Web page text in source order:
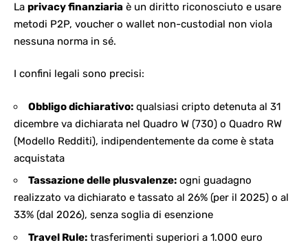
La privacy finanziaria è un diritto riconosciuto e usare
metodi P2P, voucher o wallet non-custodial non viola
nessuna norma in sé.
I confini legali sono precisi:
Obbligo dichiarativo: qualsiasi cripto detenuta al 31
dicembre va dichiarata nel Quadro W (730) o Quadro RW
(Modello Redditi), indipendentemente da come è stata
acquistata
Tassazione delle plusvalenze: ogni guadagno
realizzato va dichiarato e tassato al 26% (per il 2025) o al
33% (dal 2026), senza soglia di esenzione
Travel Rule: trasferimenti superiori a 1.000 euro